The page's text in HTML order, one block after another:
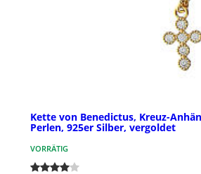
Kette von Benedictus, Kreuz-
Perlen, 925er Silber, vergoldet
VORRÄTIG